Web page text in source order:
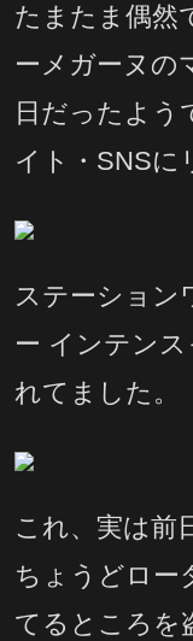
たまたま偶然
ーメガーヌの
日だったよう
イト・SNSに
ステーション
ー インテン
れてました。
これ、実は前
ちょうどロー
てるところを